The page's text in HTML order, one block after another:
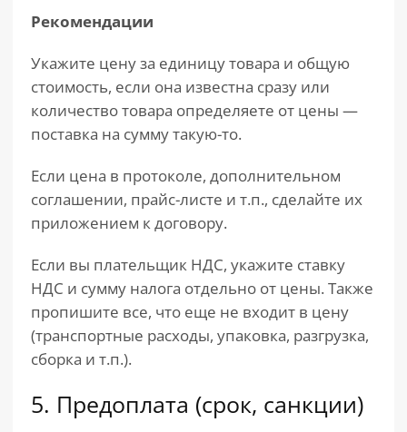
Рекомендации
Укажите цену за единицу товара и общую
стоимость, если она известна сразу или
количество товара определяете от цены —
поставка на сумму такую-то.
Если цена в протоколе, дополнительном
соглашении, прайс-листе и т.п., сделайте их
приложением к договору.
Если вы плательщик НДС, укажите ставку
НДС и сумму налога отдельно от цены. Также
пропишите все, что еще не входит в цену
(транспортные расходы, упаковка, разгрузка,
сборка и т.п.).
5. Предоплата (срок, санкции)